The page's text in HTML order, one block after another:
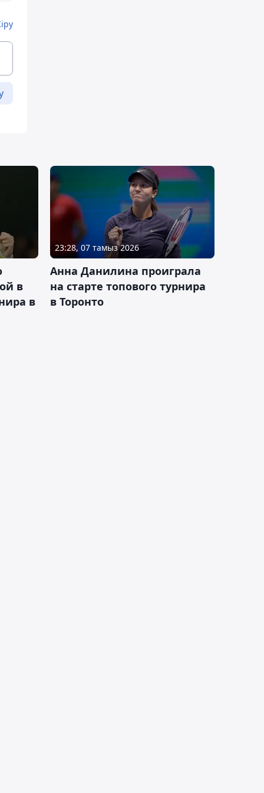
в
в
23:28, 07 тамыз 2026
Анна Данилина проиграла
на старте топового турнира
в Торонто